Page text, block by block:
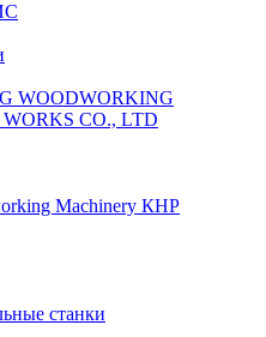
WOODWORKING
CO., LTD
Machinery КНР
станки